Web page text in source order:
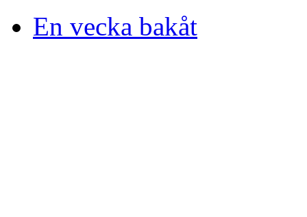
En vecka bakåt